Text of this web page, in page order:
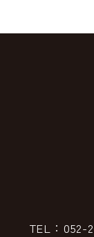
TEL：052-